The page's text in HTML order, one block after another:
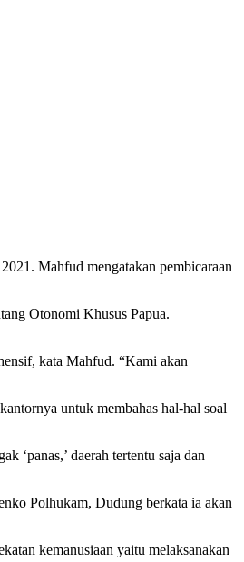
Mahfud mengatakan pembicaraan
Otonomi Khusus Papua.
kata Mahfud. “Kami akan
untuk membahas hal-hal soal
‘panas,’ daerah tertentu saja dan
Polhukam, Dudung berkata ia akan
kemanusiaan yaitu melaksanakan